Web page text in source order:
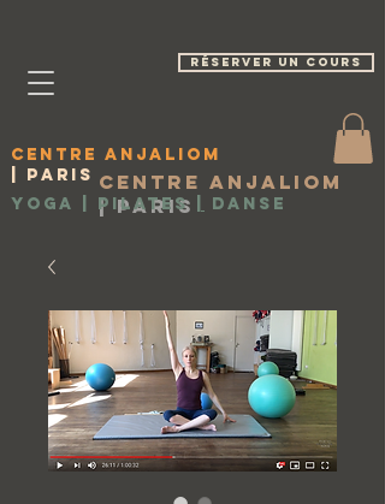
réserver un cours
Centre Anjaliom
| Paris
Yoga | Pilates
Danse
Centre Anjaliom
| Paris